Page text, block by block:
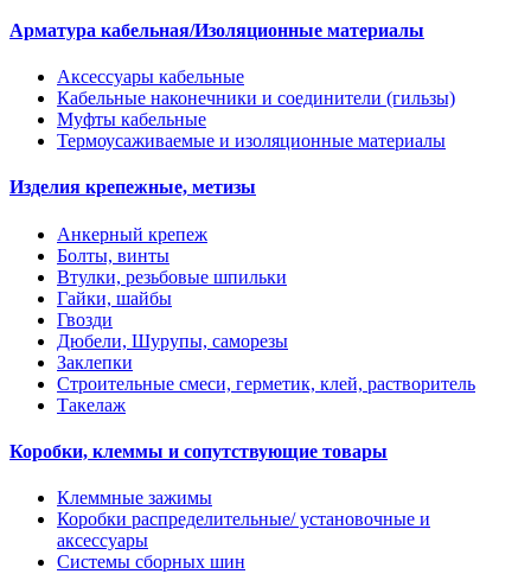
Арматура кабельная/Изоляционные материалы
Аксессуары кабельные
Кабельные наконечники и соединители (гильзы)
Муфты кабельные
Термоусаживаемые и изоляционные материалы
Изделия крепежные, метизы
Анкерный крепеж
Болты, винты
Втулки, резьбовые шпильки
Гайки, шайбы
Гвозди
Дюбели, Шурупы, саморезы
Заклепки
Строительные смеси, герметик, клей, растворитель
Такелаж
Коробки, клеммы и сопутствующие товары
Клеммные зажимы
Коробки распределительные/ установочные и
аксессуары
Системы сборных шин